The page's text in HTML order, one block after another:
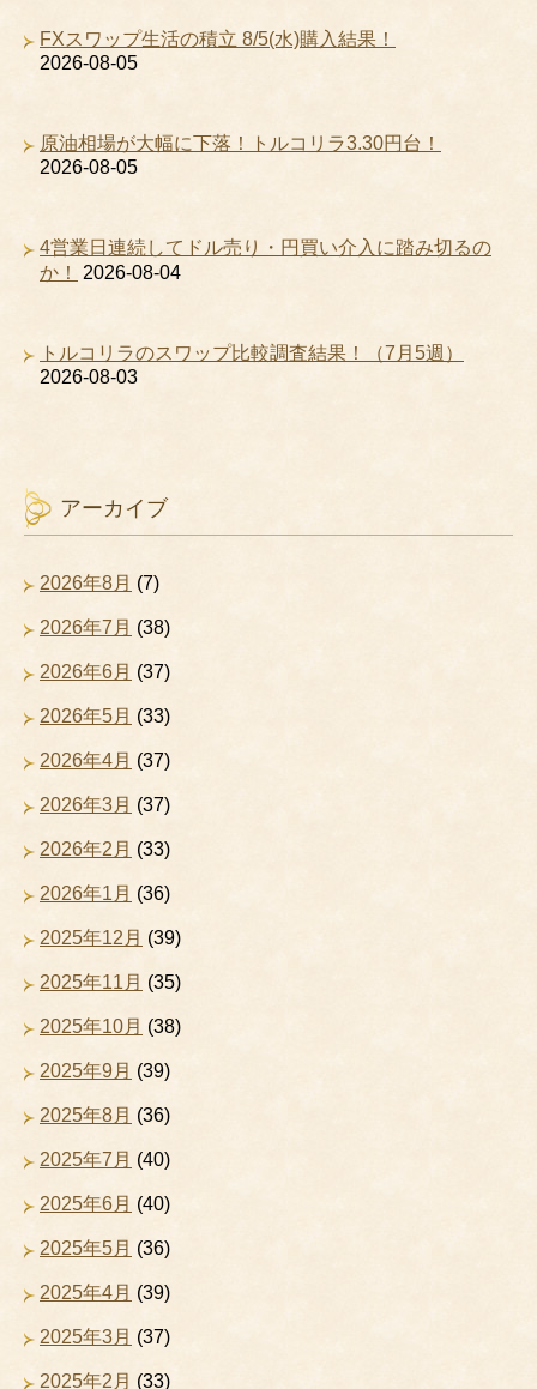
FXスワップ生活の積立 8/5(水)購入結果！
2026-08-05
原油相場が大幅に下落！トルコリラ3.30円台！
2026-08-05
4営業日連続してドル売り・円買い介入に踏み切るの
か！
2026-08-04
トルコリラのスワップ比較調査結果！（7月5週）
2026-08-03
アーカイブ
2026年8月 (7)
2026年7月 (38)
2026年6月 (37)
2026年5月 (33)
2026年4月 (37)
2026年3月 (37)
2026年2月 (33)
2026年1月 (36)
2025年12月 (39)
2025年11月 (35)
2025年10月 (38)
2025年9月 (39)
2025年8月 (36)
2025年7月 (40)
2025年6月 (40)
2025年5月 (36)
2025年4月 (39)
2025年3月 (37)
2025年2月 (33)